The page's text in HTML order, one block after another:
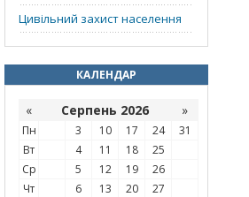
Цивільний захист населення
КАЛЕНДАР
« Серпень 2026 »
Пн 3 10 17 24
31
Вт
4 11 18
25
Ср
5 12 19
26
Чт
6 13 20
27